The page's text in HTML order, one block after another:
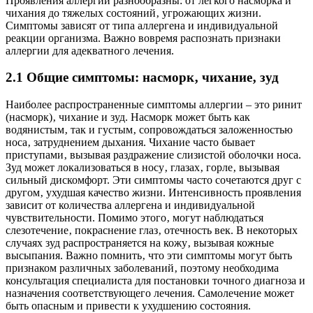
чихания до тяжелых состояний‚ угрожающих жизни.
Симптомы зависят от типа аллергена и индивидуальной
реакции организма. Важно вовремя распознать признаки
аллергии для адекватного лечения.
2.1 Общие симптомы: насморк‚ чихание‚ зуд
Наиболее распространенные симптомы аллергии – это ринит
(насморк)‚ чихание и зуд. Насморк может быть как
водянистым‚ так и густым‚ сопровождаться заложенностью
носа‚ затруднением дыхания. Чихание часто бывает
приступами‚ вызывая раздражение слизистой оболочки носа.
Зуд может локализоваться в носу‚ глазах‚ горле‚ вызывая
сильный дискомфорт. Эти симптомы часто сочетаются друг с
другом‚ ухудшая качество жизни. Интенсивность проявления
зависит от количества аллергена и индивидуальной
чувствительности. Помимо этого‚ могут наблюдаться
слезотечение‚ покраснение глаз‚ отечность век. В некоторых
случаях зуд распространяется на кожу‚ вызывая кожные
высыпания. Важно помнить‚ что эти симптомы могут быть
признаком различных заболеваний‚ поэтому необходима
консультация специалиста для постановки точного диагноза и
назначения соответствующего лечения. Самолечение может
быть опасным и привести к ухудшению состояния.